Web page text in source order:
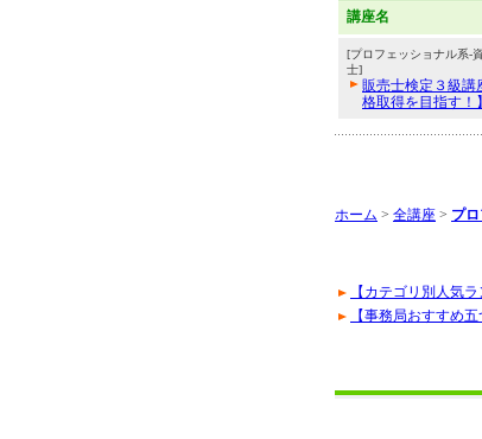
講座名
[プロフェッショナル系-
士]
販売士検定３級
格取得を目指す！】
ホーム > 全講座 > プ
【カテゴリ別人気
【事務局おすすめ